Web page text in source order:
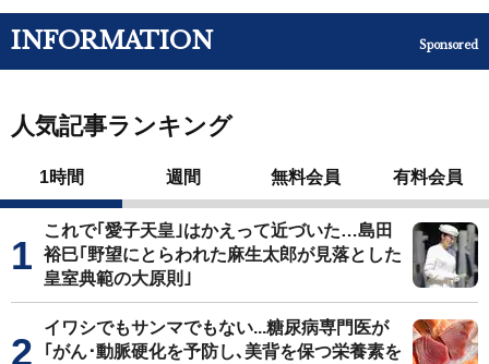
INFORMATION Sponsored
人気記事ランキング
1時間 週間 無料会員 有料会員
これで｢愛子天皇｣はかえって近づいた…島田
裕巳｢野望にとらわれた麻生太郎が見落とした
皇室典範の大原則｣
イワシでもサンマでもない...糖尿病専門医が
｢がん･動脈硬化を予防し､美背を保つ栄養素を